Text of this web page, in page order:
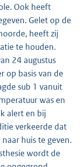
Ook heeft
Gelet op de
heeft zij
te houden.
24 augustus
op basis van de
sub 1 vanuit
was en
alert en bij
verkeerde dat
huis te geven.
wordt de